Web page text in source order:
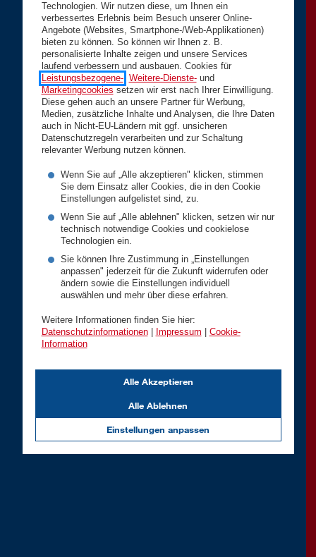
Technologien. Wir nutzen diese, um Ihnen ein
verbessertes Erlebnis beim Besuch unserer Online-
Angebote (Websites, Smartphone-/Web-Applikationen)
bieten zu können. So können wir Ihnen z. B.
personalisierte Inhalte zeigen und unsere Services
laufend verbessern und ausbauen. Cookies für
Leistungsbezogene-, Weitere-Dienste-und
Marketingcookies setzen wir erst nach Ihrer Einwilligung.
Diese gehen auch an unsere Partner für Werbung,
Medien, zusätzliche Inhalte und Analysen, die Ihre Daten
auch in Nicht-EU-Ländern mit ggf. unsicheren
Datenschutzregeln verarbeiten und zur Schaltung
relevanter Werbung nutzen können.
Wenn Sie auf „Alle akzeptieren" klicken, stimmen
Sie dem Einsatz aller Cookies, die in den Cookie
Einstellungen aufgelistet sind, zu.
Wenn Sie auf „Alle ablehnen" klicken, setzen wir nur
technisch notwendige Cookies und cookielose
Technologien ein.
Sie können Ihre Zustimmung in „Einstellungen
anpassen" jederzeit für die Zukunft widerrufen oder
ändern sowie die Einstellungen individuell
auswählen und mehr über diese erfahren.
Weitere Informationen finden Sie hier:
Datenschutzinformationen| Impressum
Cookie-
Information
Einstellungen anpassen
Alle Ablehnen
Alle Akzeptieren